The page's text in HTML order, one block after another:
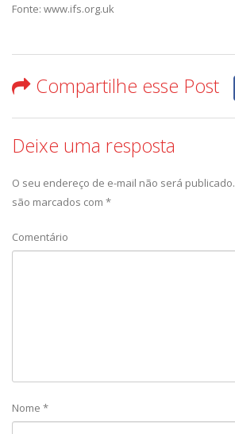
Fonte: www.ifs.org.uk
Compartilhe esse Post
Deixe uma resposta
O seu endereço de e-mail não será publicado.
são marcados com *
Comentário
Nome *